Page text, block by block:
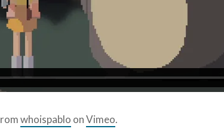
whoispablo onVimeo.